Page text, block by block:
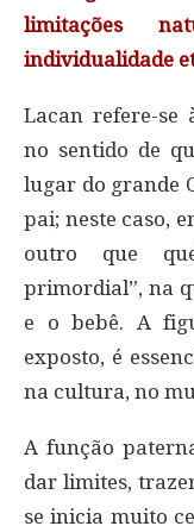
limitações
individualidade
Lacan refere-se
no sentido de
lugar do grande
pai; neste caso,
outro que
primordial”, na
e o bebê. A
exposto, é
na cultura, no
A função
dar limites,
se inicia muito